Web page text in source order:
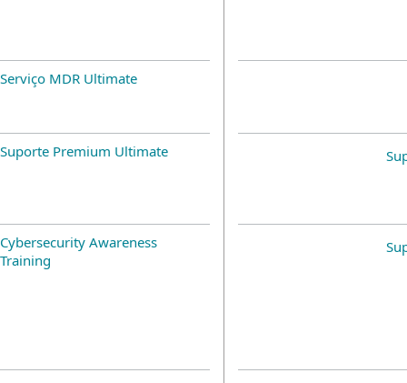
Serviço MDR Ultimate
Suporte Premium Ultimate
Cybersecurity Awareness
Training